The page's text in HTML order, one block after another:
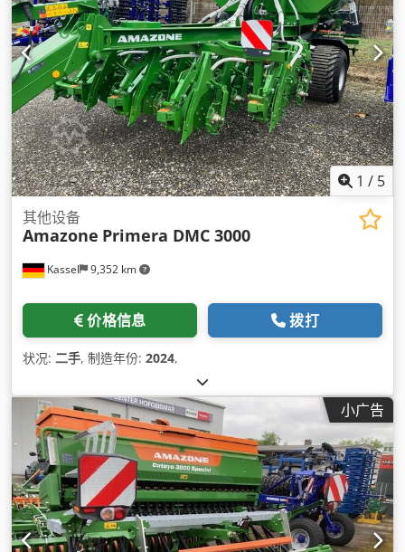
1 / 5
Kassel 9,352 km
其他设备
Amazone Primera DMC 3000
价格信息 拨打
状况: 二手, 制造年份: 2024,
小广告